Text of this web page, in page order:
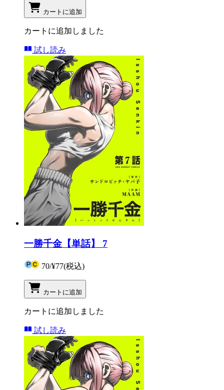
カートに追加
カートに追加しました
試し読み
一勝千金【単話】 7
70/¥77(税込)
カートに追加
カートに追加しました
試し読み